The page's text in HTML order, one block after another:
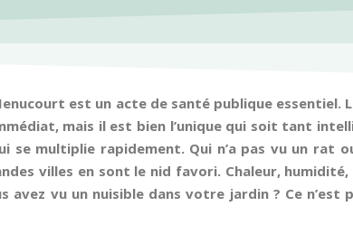
est un acte de santé publique essentiel.
mais il est bien l’unique qui soit tant
se multiplie rapidement. Qui n’a pas vu un rat
villes en sont le nid favori. Chaleur,
avez vu un nuisible dans votre jardin ? Ce